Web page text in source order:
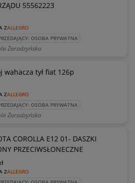
55562223
ZALLEGRO
OSOBA PRYWATNA
Zaradzyńska
wahacza tył fiat 126p
ZALLEGRO
OSOBA PRYWATNA
Zaradzyńska
COROLLA E12 01- DASZKI
PRZECIWSŁONECZNE
ZALLEGRO